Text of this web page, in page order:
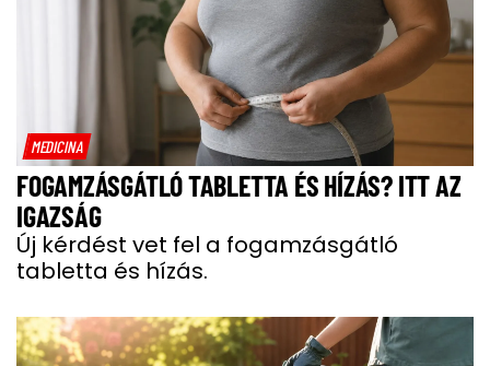
MEDICINA
FOGAMZÁSGÁTLÓ TABLETTA ÉS HÍZÁS? ITT AZ
IGAZSÁG
Új kérdést vet fel a fogamzásgátló
tabletta és hízás.